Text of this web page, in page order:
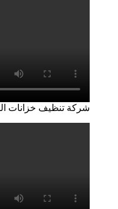
شركة تنظيف خزانات